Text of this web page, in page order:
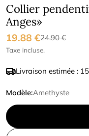
Collier
Anges»
Prix
vente
19.88 €
Prix
24.90 €
Taxe incluse.
Livraison estimée :
Modèle:Amethyste